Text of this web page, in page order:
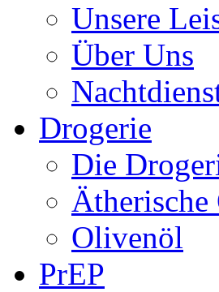
Unsere
Über Uns
Drogerie
Die
Ätherische
Olivenöl
PrEP